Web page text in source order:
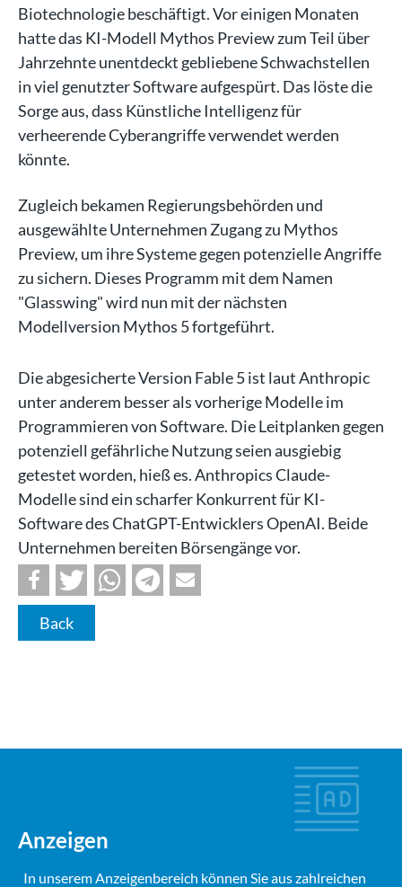
Biotechnologie beschäftigt. Vor einigen Monaten
hatte das KI-Modell Mythos Preview zum Teil über
Jahrzehnte unentdeckt gebliebene Schwachstellen
in viel genutzter Software aufgespürt. Das löste die
Sorge aus, dass Künstliche Intelligenz für
verheerende Cyberangriffe verwendet werden
könnte.
Zugleich bekamen Regierungsbehörden und
ausgewählte Unternehmen Zugang zu Mythos
Preview, um ihre Systeme gegen potenzielle Angriffe
zu sichern. Dieses Programm mit dem Namen
"Glasswing" wird nun mit der nächsten
Modellversion Mythos 5 fortgeführt.
Die abgesicherte Version Fable 5 ist laut Anthropic
unter anderem besser als vorherige Modelle im
Programmieren von Software. Die Leitplanken gegen
potenziell gefährliche Nutzung seien ausgiebig
getestet worden, hieß es. Anthropics Claude-
Modelle sind ein scharfer Konkurrent für KI-
Software des ChatGPT-Entwicklers OpenAI. Beide
Unternehmen bereiten Börsengänge vor.
Back
Anzeigen
In unserem Anzeigenbereich können Sie aus zahlreichen